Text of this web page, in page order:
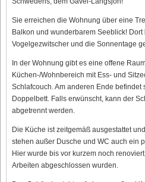
Sie erreichen die Wohnung über eine
Balkon und wunderbarem Seeblick!
Vogelgezwitscher und die Sonnentage
In der Wohnung gibt es eine offene
Küchen-/Wohnbereich mit Ess- und
Schlafcouch. Am anderen Ende
Doppelbett. Falls erwünscht, kann der
abgetrennt werden.
Die Küche ist zeitgemäß ausgestattet
stehen außer Dusche und WC auch ein
Hier wurde bis vor kurzem noch
Arbeiten abgeschlossen wurden.